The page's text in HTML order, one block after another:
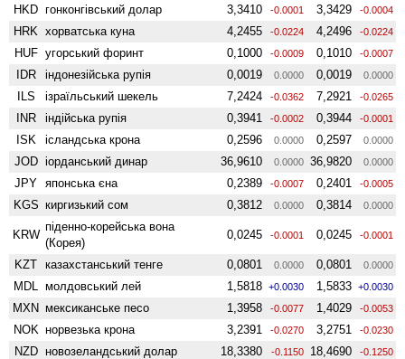
HKD гонконгівський долар 3,3410 -0.0001 3,3429 -0.0004
HRK хорватська куна 4,2455 -0.0224 4,2496 -0.0224
HUF угорський форинт 0,1000 -0.0009 0,1010 -0.0007
IDR індонезійська рупія 0,0019 0.0000 0,0019 0.0000
ILS ізраїльський шекель 7,2424 -0.0362 7,2921 -0.0265
INR індійська рупія 0,3941 -0.0002 0,3944 -0.0001
ISK ісландська крона 0,2596 0.0000 0,2597 0.0000
JOD іорданський динар 36,9610 0.0000 36,9820 0.0000
JPY японська єна 0,2389 -0.0007 0,2401 -0.0005
KGS киргизький сом 0,3812 0.0000 0,3814 0.0000
KRW
піденно-корейська вона
(Корея)
0,0245 -0.0001 0,0245 -0.0001
KZT казахстанський тенге 0,0801 0.0000 0,0801 0.0000
MDL молдовський лей 1,5818 +0.0030 1,5833 +0.0030
MXN мексиканське песо 1,3958 -0.0077 1,4029 -0.0053
NOK норвезька крона 3,2391 -0.0270 3,2751 -0.0230
NZD ново­зеландський долар 18,3380 -0.1150 18,4690 -0.1250